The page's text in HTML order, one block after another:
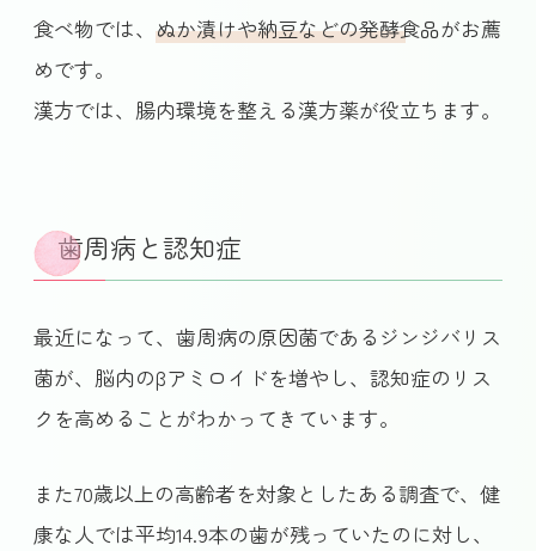
食べ物では、ぬか漬けや納豆などの発酵食品がお薦
めです。
漢方では、腸内環境を整える漢方薬が役立ちます。
歯周病と認知症
最近になって、歯周病の原因菌であるジンジバリス
菌が、脳内のβアミロイドを増やし、認知症のリス
クを高めることがわかってきています。
また70歳以上の高齢者を対象としたある調査で、健
康な人では平均14.9本の歯が残っていたのに対し、